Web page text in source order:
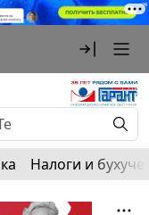
Налоги и